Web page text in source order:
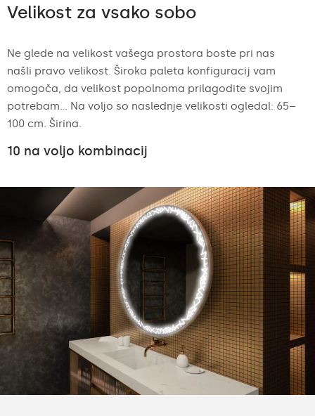
Velikost za vsako sobo
Ne glede na velikost vašega prostora boste pri nas
našli pravo velikost. Široka paleta konfiguracij vam
omogoča, da velikost popolnoma prilagodite svojim
potrebam... Na voljo so naslednje velikosti ogledal: 65–
100 cm. Širina.
10 na voljo kombinacij